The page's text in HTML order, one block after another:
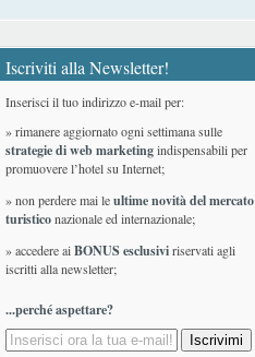
Iscriviti alla Newsletter!
Inserisci il tuo indirizzo e-mail per:
» rimanere aggiornato ogni settimana sulle
strategie di web marketingindispensabili per
promuovere l’hotel su Internet;
» non perdere mai leultime novità del mercato
turisticonazionale ed internazionale;
» accedere aiBONUS esclusiviriservati agli
iscritti alla newsletter;
...perché aspettare?